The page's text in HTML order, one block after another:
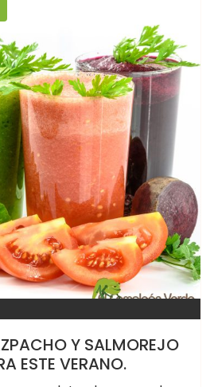
Y SALMOREJO
ESTE VERANO.